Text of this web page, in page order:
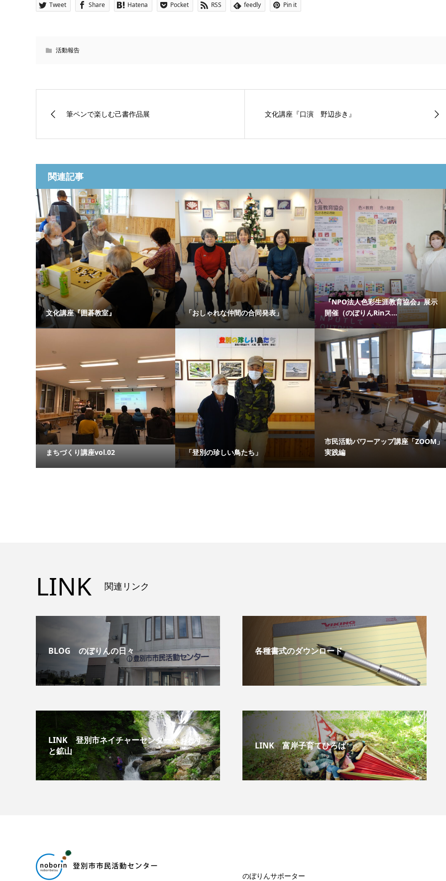
Tweet Share Hatena Pocket RSS feedly Pin it
活動報告
筆ペンで楽しむ己書作品展 文化講座『口演 野辺歩き』
関連記事
文化講座『囲碁教室』 「おしゃれな仲間の合同発表」
『NPO法人色彩生涯教育協会』展示
開催（のぼりんRinス...
まちづくり講座vol.02 「登別の珍しい鳥たち」
市民活動パワーアップ講座「ZOOM」
実践編
LINK 関連リンク
BLOG のぼりんの日々 各種書式のダウンロード
LINK 登別市ネイチャーセンターふぉれす
と鉱山
LINK 富岸子育てひろば
のぼりんサポーター